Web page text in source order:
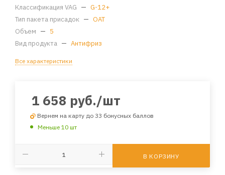
Классификация VAG — G-12+
Тип пакета присадок — OAT
Объем — 5
Вид продукта — Антифриз
Все характеристики
1 658 руб./шт
Вернем на карту до 33 бонусных баллов
Меньше 10 шт
В КОРЗИНУ